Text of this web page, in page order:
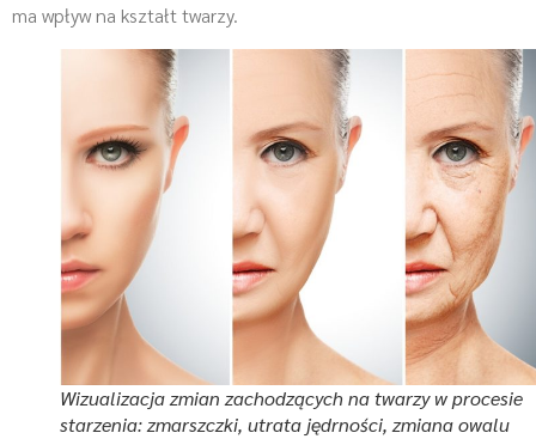
ma wpływ na kształt twarzy.
Wizualizacja zmian zachodzących na twarzy w procesie
starzenia: zmarszczki, utrata jędrności, zmiana owalu